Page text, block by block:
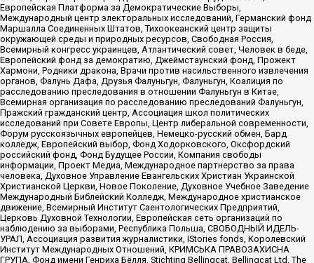
Европейская Платформа за Демократические Выборы,
Международный центр электоральных исследований, Германский фонд
Маршалла Соединенных Штатов, Тихоокеанский центр защиты
окружающей среды и природных ресурсов, Свободная Россия,
Всемирный конгресс украинцев, Атлантический совет, Человек в беде,
Европейский фонд за демократию, Джеймстаунский фонд, Прожект
Хармони, Родники дракона, Врачи против насильственного извлечения
органов, Фалунь Дафа, Друзья Фалуньгун, Фалуньгун, Коалиция по
расследованию преследования в отношении Фалуньгун в Китае,
Всемирная организация по расследованию преследований Фалуньгун,
Пражский гражданский центр, Ассоциация школ политических
исследований при Совете Европы, Центр либеральной современности,
Форум русскоязычных европейцев, Немецко-русский обмен, Бард
колледж, Европейский выбор, Фонд Ходорковского, Оксфордский
российский фонд, Фонд Будущее России, Компания свободы
информации, Проект Медиа, Международное партнерство за права
человека, Духовное Управление Евангельских Христиан Украинской
Христианской Церкви, Новое Поколение, Духовное Учебное Заведение
Международный Библейский Колледж, Международное христианское
движение, Всемирный Институт Саентологических Предприятий,
Церковь Духовной Технологии, Европейская сеть организаций по
наблюдению за выборами, Республика Польша, СВОБОДНЫЙ ИДЕЛЬ-
УРАЛ, Ассоциация развития журналистики, IStories fonds, Королевский
Институт Международных Отношений, КРИМСЬКА ПРАВОЗАХИСНА
ГРУПА, Фонд имени Генриха Бёлля, Stichting Bellingcat, Bellingcat Ltd, The